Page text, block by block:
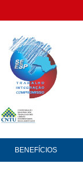
BENEFÍCIOS